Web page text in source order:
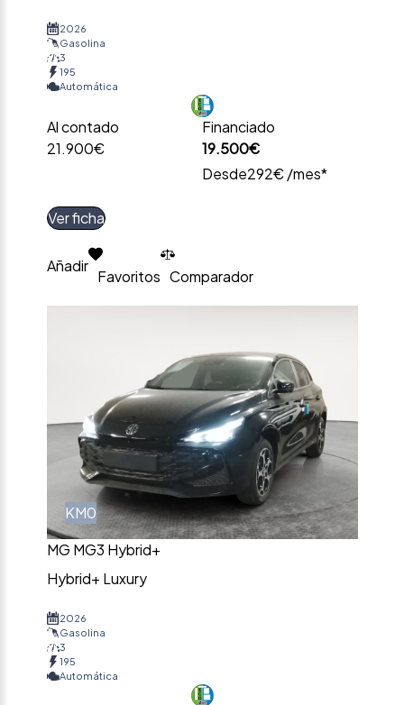
2026
Gasolina
3
195
Automática
Al contado
21.900€
Financiado
19.500€
Desde292€ /mes*
Ver ficha
Añadir
Favoritos Comparador
KM0
MG MG3 Hybrid+
Hybrid+ Luxury
2026
Gasolina
3
195
Automática